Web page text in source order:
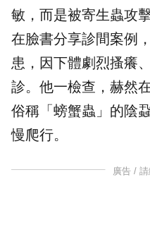
敏，而是被寄生蟲攻
在臉書分享診間案例
患，因下體劇烈搔癢
診。他一檢查，赫然
俗稱「 螃蟹蟲」的陰
慢爬行。
廣告 /